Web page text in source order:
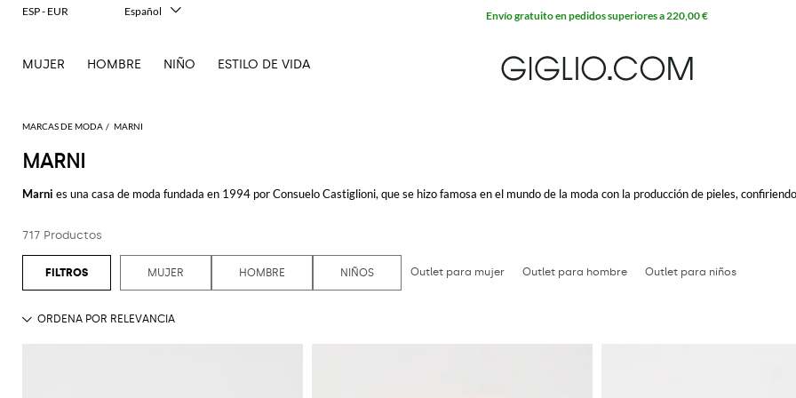
MARCAS DE MODA MARNI
MARNI
Marni es una casa de moda fundada en 1994 por Consuelo Castiglioni, que se hizo famosa en el mundo de la moda con la producción de pieles,
Posteriormente Marni crea colecciones de ropa y accesorios prêt-à-porter para mujeres y niños, caracterizadas por líneas elegantes e innovadoras que
en todo el mundo.
¡Hojea nuestro catálogo de ropa y accesorios Marni y compra el artículo que prefieres online en Giglio.com sin olvidarte que el envío es gratis!
717 Productos
MUJER HOMBRE NIÑOS Outlet para mujer Outlet para hombre Outlet para niños
MUJER HOMBRE NIÑO ESTILO DE VIDA
ESP - EUR
Español
Français
日本語